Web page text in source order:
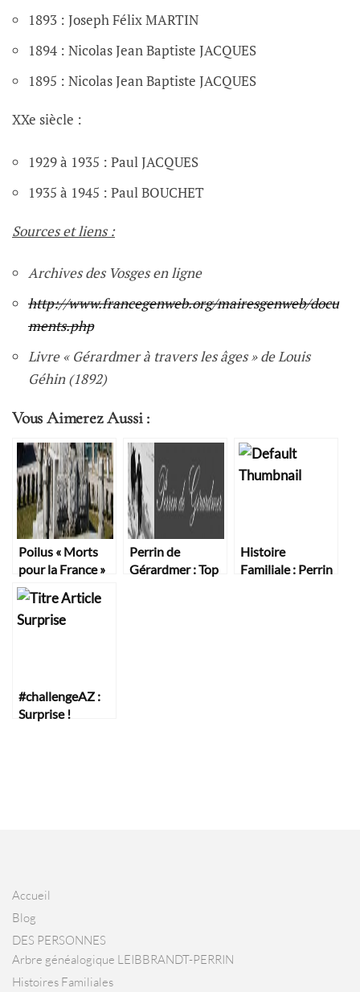
1893 : Joseph Félix MARTIN
1894 : Nicolas Jean Baptiste JACQUES
1895 : Nicolas Jean Baptiste JACQUES
XXe siècle :
1929 à 1935 : Paul JACQUES
1935 à 1945 : Paul BOUCHET
Sources et liens :
Archives des Vosges en ligne
http://www.francegenweb.org/mairesgenweb/docu
ments.php
Livre « Gérardmer à travers les âges » de Louis
Géhin (1892)
Vous Aimerez Aussi :
Poilus « Morts
pour la France »
de Gérardmer
Perrin de
Gérardmer : Top
Histoire
Familiale : Perrin
#challengeAZ :
Surprise !
Accueil
Blog
DES PERSONNES
Arbre généalogique LEIBBRANDT-PERRIN
Histoires Familiales